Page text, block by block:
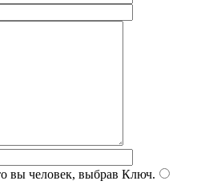
вы человек, выбрав Ключ.